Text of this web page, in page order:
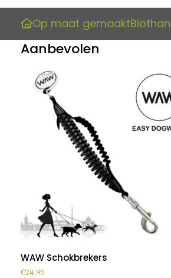
Op maat gemaakt
Aanbevolen
WAW Schokbrekers
€24,95